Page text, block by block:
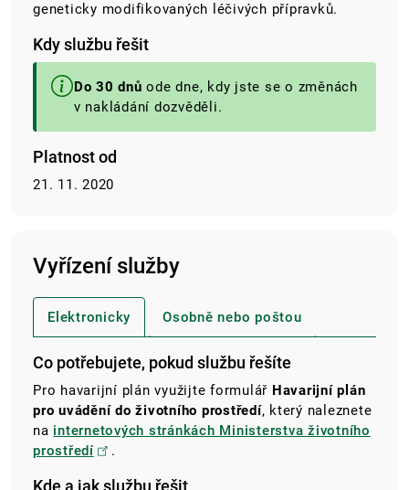
geneticky modifikovaných léčivých přípravků.
Kdy službu řešit
Do 30 dnů ode dne, kdy jste se o změnách
v nakládání dozvěděli.
Platnost od
21. 11. 2020
Vyřízení služby
Elektronicky Osobně nebo poštou
Co potřebujete, pokud službu řešíte
Pro havarijní plán využijte formulář Havarijní plán
pro uvádění do životního prostředí, který naleznete
na internetových stránkách Ministerstva životního
prostředí
.
Kde a jak službu řešit